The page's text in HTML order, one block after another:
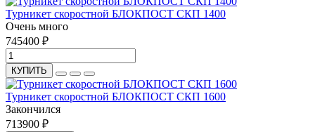
Турникет скоростной БЛОКПОСТ СКП 1400
Очень много
745400 ₽
КУПИТЬ
Турникет скоростной БЛОКПОСТ СКП 1600
Закончился
713900 ₽